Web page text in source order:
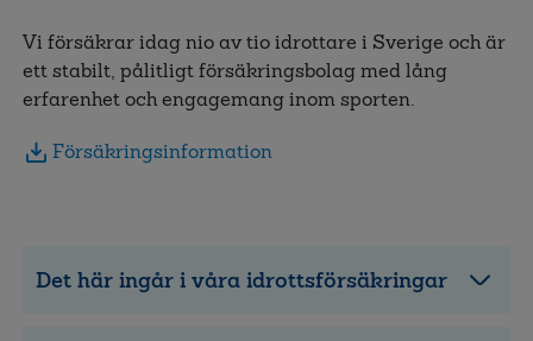
Vi försäkrar idag nio av tio idrottare i Sverige och är
ett stabilt, pålitligt försäkringsbolag med lång
erfarenhet och engagemang inom sporten.
Försäkringsinformation
Det här ingår i våra idrottsförsäkringar